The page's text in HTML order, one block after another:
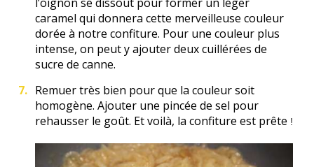
caramel qui donnera cette merveilleuse couleur
dorée à notre confiture. Pour une couleur plus
intense, on peut y ajouter deux cuillérées de
sucre de canne.
Remuer très bien pour que la couleur soit
homogène. Ajouter une pincée de sel pour
rehausser le goût. Et voilà, la confiture est prête !